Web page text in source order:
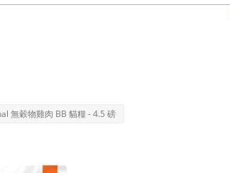
無穀物雞肉 BB 貓糧 - 4.5 磅